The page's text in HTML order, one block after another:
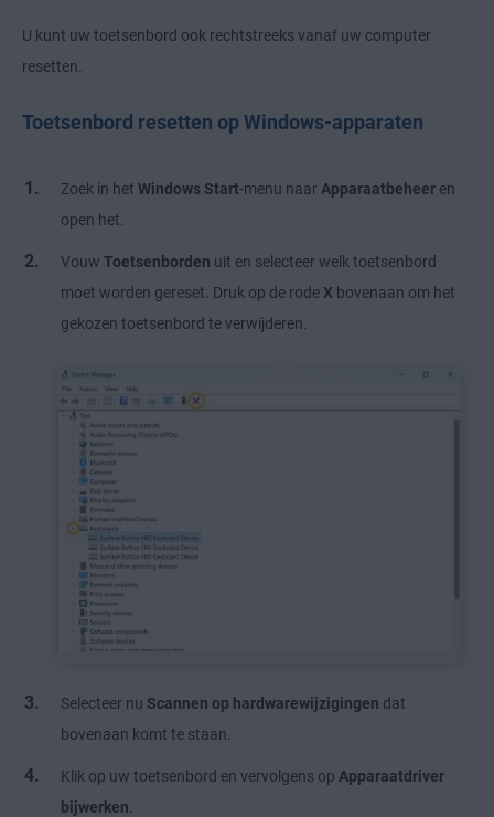
U kunt uw toetsenbord ook rechtstreeks vanaf uw computer
resetten.
Toetsenbord resetten op Windows-apparaten
Zoek in het Windows Start-menu naar Apparaatbeheer en
open het.
Vouw Toetsenborden uit en selecteer welk toetsenbord
moet worden gereset. Druk op de rode X bovenaan om het
gekozen toetsenbord te verwijderen.
Selecteer nu Scannen op hardwarewijzigingen dat
bovenaan komt te staan.
Klik op uw toetsenbord en vervolgens op Apparaatdriver
bijwerken